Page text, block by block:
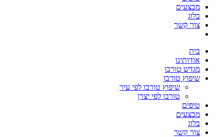
מבצעים
בלוג
צור קשר
בית
אודותינו
מגדש טורבו
שיפוץ טורבו
שיפוץ טורבו לפי עיר
טורבו לפי יצרן
טיפים
מבצעים
בלוג
צור קשר